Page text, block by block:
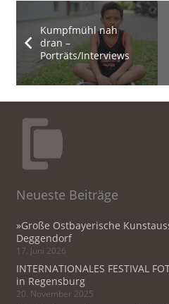
Kumpfmühl nah
dran –
Porträts/Interviews
Neueste Beiträge
»Große Ostbayerische
Deggendorf
17. Juni 2026
INTERNATIONALES FESTIVAL
in Regensburg
20. November 2025